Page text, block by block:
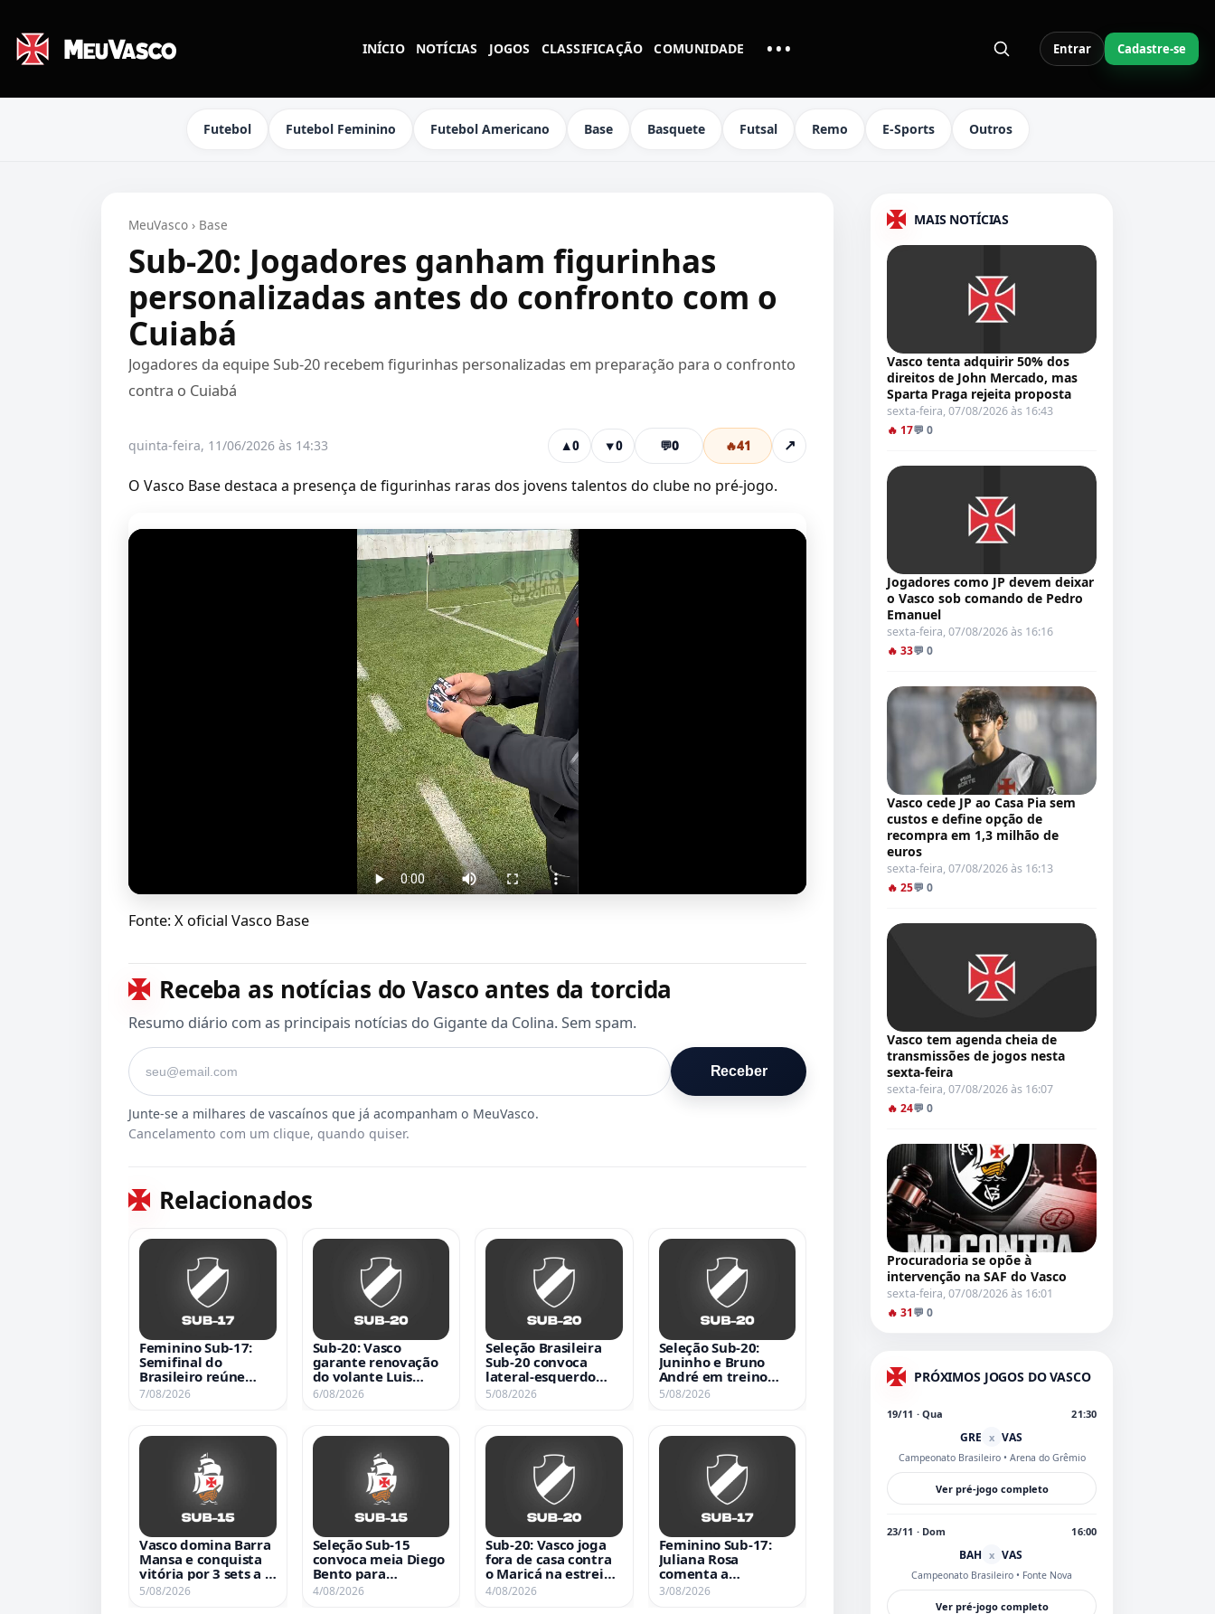
INÍCIO NOTÍCIAS JOGOS CLASSIFICAÇÃO COMUNIDADE •••MAIS LINKS DO MENU Entrar Cadastre-se
Futebol Futebol Feminino Futebol Americano Base Basquete Futsal Remo E-Sports Outros
MeuVasco › Base
Sub-20: Jogadores ganham figurinhas
personalizadas antes do confronto com o
Cuiabá
Jogadores da equipe Sub-20 recebem figurinhas personalizadas em preparação para o confronto
contra o Cuiabá
quinta-feira, 11/06/2026 às 14:33 ▲0 ▼0 💬0 🔥41 ↗
O Vasco Base destaca a presença de figurinhas raras dos jovens talentos do clube no pré-jogo.
Fonte: X oficial Vasco Base
Receba as notícias do Vasco antes da torcida
Resumo diário com as principais notícias do Gigante da Colina. Sem spam.
Seu e-mail
Receber
Cancelamento com um clique, quando quiser.
Relacionados
Feminino Sub-17:
Semifinal do
Brasileiro reúne
Vasco e
7/08/2026
Sub-20: Vasco
garante renovação
do volante Luis
Felipe até 2029
6/08/2026
Seleção Brasileira
Sub-20 convoca
lateral-esquerdo
Alison para treinos
5/08/2026
Seleção Sub-20:
Juninho e Bruno
André em treino
intensivo
5/08/2026
Vasco domina Barra
Mansa e conquista
vitória por 3 sets a 0
no Estadual Sub-15
5/08/2026
Seleção Sub-15
convoca meia Diego
Bento para
amistosos contra o
4/08/2026
Sub-20: Vasco joga
fora de casa contra
o Maricá na estreia
da Taça Guanabara
4/08/2026
Feminino Sub-17:
Juliana Rosa
comenta a
classificação para a
3/08/2026
MAIS NOTÍCIAS
Vasco tenta adquirir 50% dos
direitos de John Mercado, mas
Sparta Praga rejeita proposta
sexta-feira, 07/08/2026 às 16:43
🔥 17💬 0
Jogadores como JP devem deixar
o Vasco sob comando de Pedro
Emanuel
sexta-feira, 07/08/2026 às 16:16
🔥 33💬 0
Vasco cede JP ao Casa Pia sem
custos e define opção de
recompra em 1,3 milhão de
euros
sexta-feira, 07/08/2026 às 16:13
🔥 25💬 0
Vasco tem agenda cheia de
transmissões de jogos nesta
sexta-feira
sexta-feira, 07/08/2026 às 16:07
🔥 24💬 0
Procuradoria se opõe à
intervenção na SAF do Vasco
sexta-feira, 07/08/2026 às 16:01
🔥 31💬 0
PRÓXIMOS JOGOS DO VASCO
19/11 · Qua 21:30
GRE x VAS
Campeonato Brasileiro • Arena do Grêmio
Ver pré-jogo completo
23/11 · Dom 16:00
BAH x VAS
Campeonato Brasileiro • Fonte Nova
Ver pré-jogo completo